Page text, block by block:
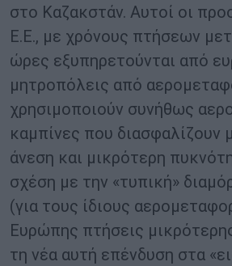
στο Καζακστάν. Αυτοί οι
Ε.Ε., με χρόνους πτήσεων
ώρες εξυπηρετούνται από
μητροπόλεις από
χρησιμοποιούν συνήθως
καμπίνες που διασφαλίζουν
άνεση και μικρότερη
σχέση με την «τυπική»
(για τους ίδιους
Ευρώπης πτήσεις
τη νέα αυτή επένδυση στα